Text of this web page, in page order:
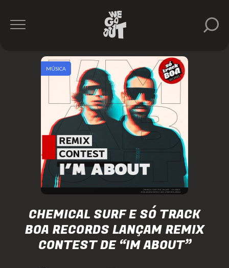
CHEMICAL SURF E SÓ TRACK
BOA RECORDS LANÇAM REMIX
CONTEST DE “IM ABOUT”
MÚSICA